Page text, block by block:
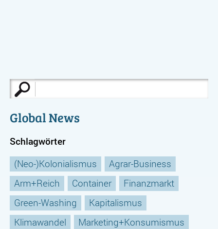
Suche
nach:
Global News
Schlagwörter
(Neo-)Kolonialismus
Agrar-Business
Arm+Reich
Container
Finanzmarkt
Green-Washing
Kapitalismus
Klimawandel
Marketing+Konsumismus